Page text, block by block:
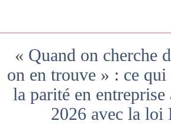
« Quand on cherche
on en trouve » : ce qui
la parité en entreprise
2026 avec la loi